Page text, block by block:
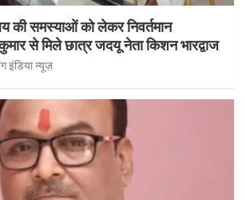
की समस्याओं को लेकर निवर्तमान
से मिले छात्र जदयू नेता किशन भारद्वाज
इंडिया न्यूज़